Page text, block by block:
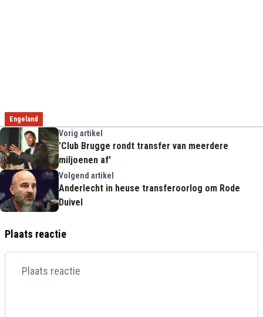
Engeland
Vorig artikel
'Club Brugge rondt transfer van meerdere
miljoenen af'
Volgend artikel
Anderlecht in heuse transferoorlog om Rode
Duivel
Plaats reactie